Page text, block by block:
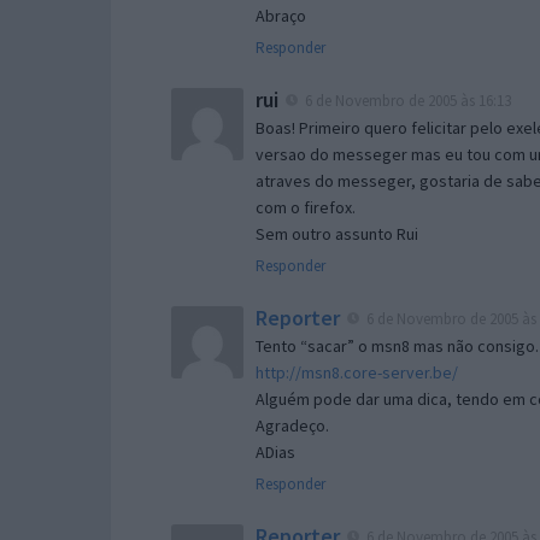
Abraço
Responder
rui
Boas! Primeiro quero felicitar pelo
versao do messeger mas eu tou com
atraves do messeger, gostaria de
com o firefox.
Sem outro assunto Rui
Responder
Reporter
Tento “sacar” o msn8 mas não
http://msn8.core-server.be/
Alguém pode dar uma dica, tendo em
Agradeço.
ADias
Responder